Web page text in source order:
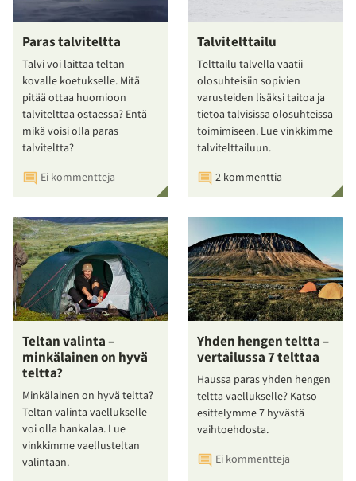
Paras talviteltta
Talvi voi laittaa teltan
kovalle koetukselle. Mitä
pitää ottaa huomioon
talvitelttaa ostaessa? Entä
mikä voisi olla paras
talviteltta?
Ei kommentteja
Talvitelttailu
Telttailu talvella vaatii
olosuhteisiin sopivien
varusteiden lisäksi taitoa ja
tietoa talvisissa olosuhteissa
toimimiseen. Lue vinkkimme
talvitelttailuun.
2 kommenttia
Teltan valinta –
minkälainen on hyvä
teltta?
Minkälainen on hyvä teltta?
Teltan valinta vaellukselle
voi olla hankalaa. Lue
vinkkimme vaellusteltan
valintaan.
Yhden hengen teltta –
vertailussa 7 telttaa
Haussa paras yhden hengen
teltta vaellukselle? Katso
esittelymme 7 hyvästä
vaihtoehdosta.
Ei kommentteja